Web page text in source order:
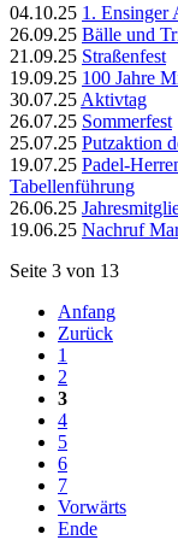
04.10.25 1. Ensinger
26.09.25 Bälle und
21.09.25 Straßenfest
19.09.25 100 Jahre
30.07.25 Aktivtag
26.07.25 Sommerfest
25.07.25 Putzaktion
19.07.25 Padel-
Tabellenführung
26.06.25
19.06.25 Nachruf
Seite 3 von 13
Anfang
Zurück
1
2
3
4
5
6
7
Vorwärts
Ende